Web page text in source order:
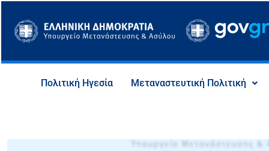
στο
περιεχόμενο
Πολιτική Ηγεσία Μεταναστευτική Πολιτική